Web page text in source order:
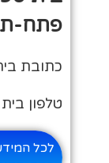
פתח-
כתובת בית
טלפון בית
לכל המידע